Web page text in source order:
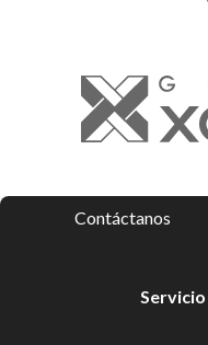
Contáctanos